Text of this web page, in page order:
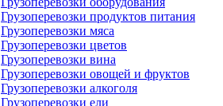
Грузоперевозки продуктов питания
Грузоперевозки мяса
Грузоперевозки цветов
Грузоперевозки вина
Грузоперевозки овощей и фруктов
Грузоперевозки алкоголя
Грузоперевозки ели